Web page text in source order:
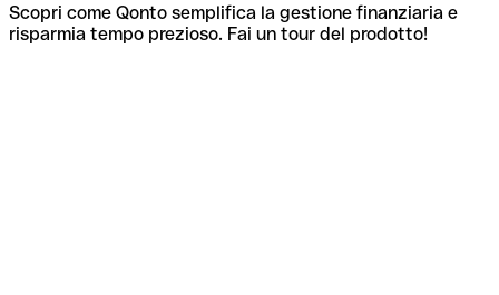
Scopri come Qonto semplifica la gestione finanziaria e
risparmia tempo prezioso. Fai un tour del prodotto!